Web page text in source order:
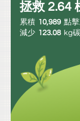
拯救 2.64
累積 10,989 點
減少 123.08 kg